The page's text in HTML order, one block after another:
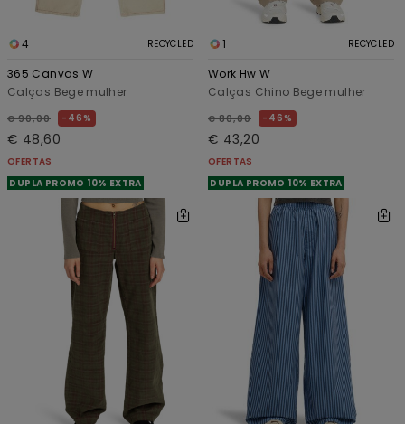
4 RECYCLED
365 Canvas W
Calças Bege mulher
€ 90,00 46%
€ 48,60
OFERTAS
DUPLA PROMO 10% EXTRA
1 RECYCLED
Work Hw W
Calças Chino Bege mulher
€ 80,00 46%
€ 43,20
OFERTAS
DUPLA PROMO 10% EXTRA